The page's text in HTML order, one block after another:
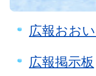
広報おお
広報掲示板